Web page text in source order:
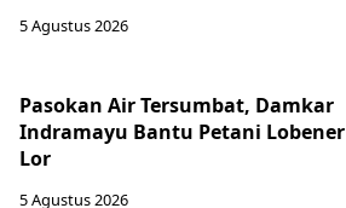
5 Agustus 2026
Pasokan Air Tersumbat, Damkar
Indramayu Bantu Petani Lobener
Lor
5 Agustus 2026